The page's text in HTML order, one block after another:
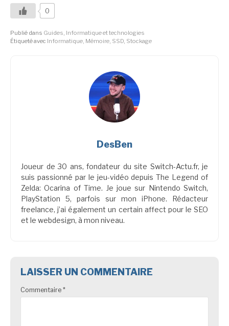
0
Publié dans Guides Informatique et technologies
Étiqueté avec Informatique Mémoire SSD Stockage
DesBen
Joueur de 30 ans, fondateur du site Switch-Actu.fr, je
suis passionné par le jeu-vidéo depuis The Legend of
Zelda: Ocarina of Time. Je joue sur Nintendo Switch,
PlayStation 5, parfois sur mon iPhone. Rédacteur
freelance, j’ai également un certain affect pour le SEO
et le webdesign, à mon niveau.
LAISSER UN COMMENTAIRE
Commentaire *